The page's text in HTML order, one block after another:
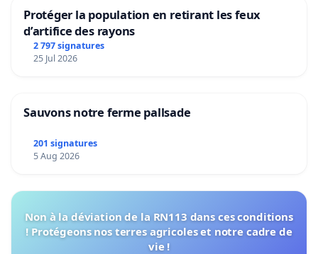
Protéger la population en retirant les feux
d’artifice des rayons
2 797 signatures
25 Jul 2026
Sauvons notre ferme pallsade
201 signatures
5 Aug 2026
Non à la déviation de la RN113 dans ces conditions
! Protégeons nos terres agricoles et notre cadre de
vie !